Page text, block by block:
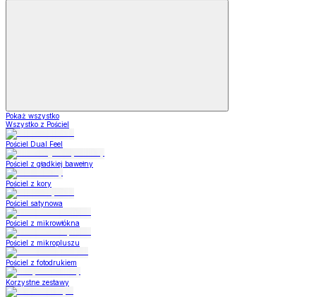
Pokaż wszystko
Wszystko z Pościel
Pościel Dual Feel
Pościel z gładkiej bawełny
Pościel z kory
Pościel satynowa
Pościel z mikrowłókna
Pościel z mikropluszu
Pościel z fotodrukiem
Korzystne zestawy